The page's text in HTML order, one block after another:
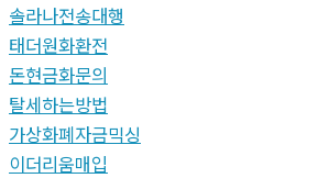
솔라나전송대행
태더원화환전
돈현금화문의
탈세하는방법
가상화폐자금믹싱
이더리움매입